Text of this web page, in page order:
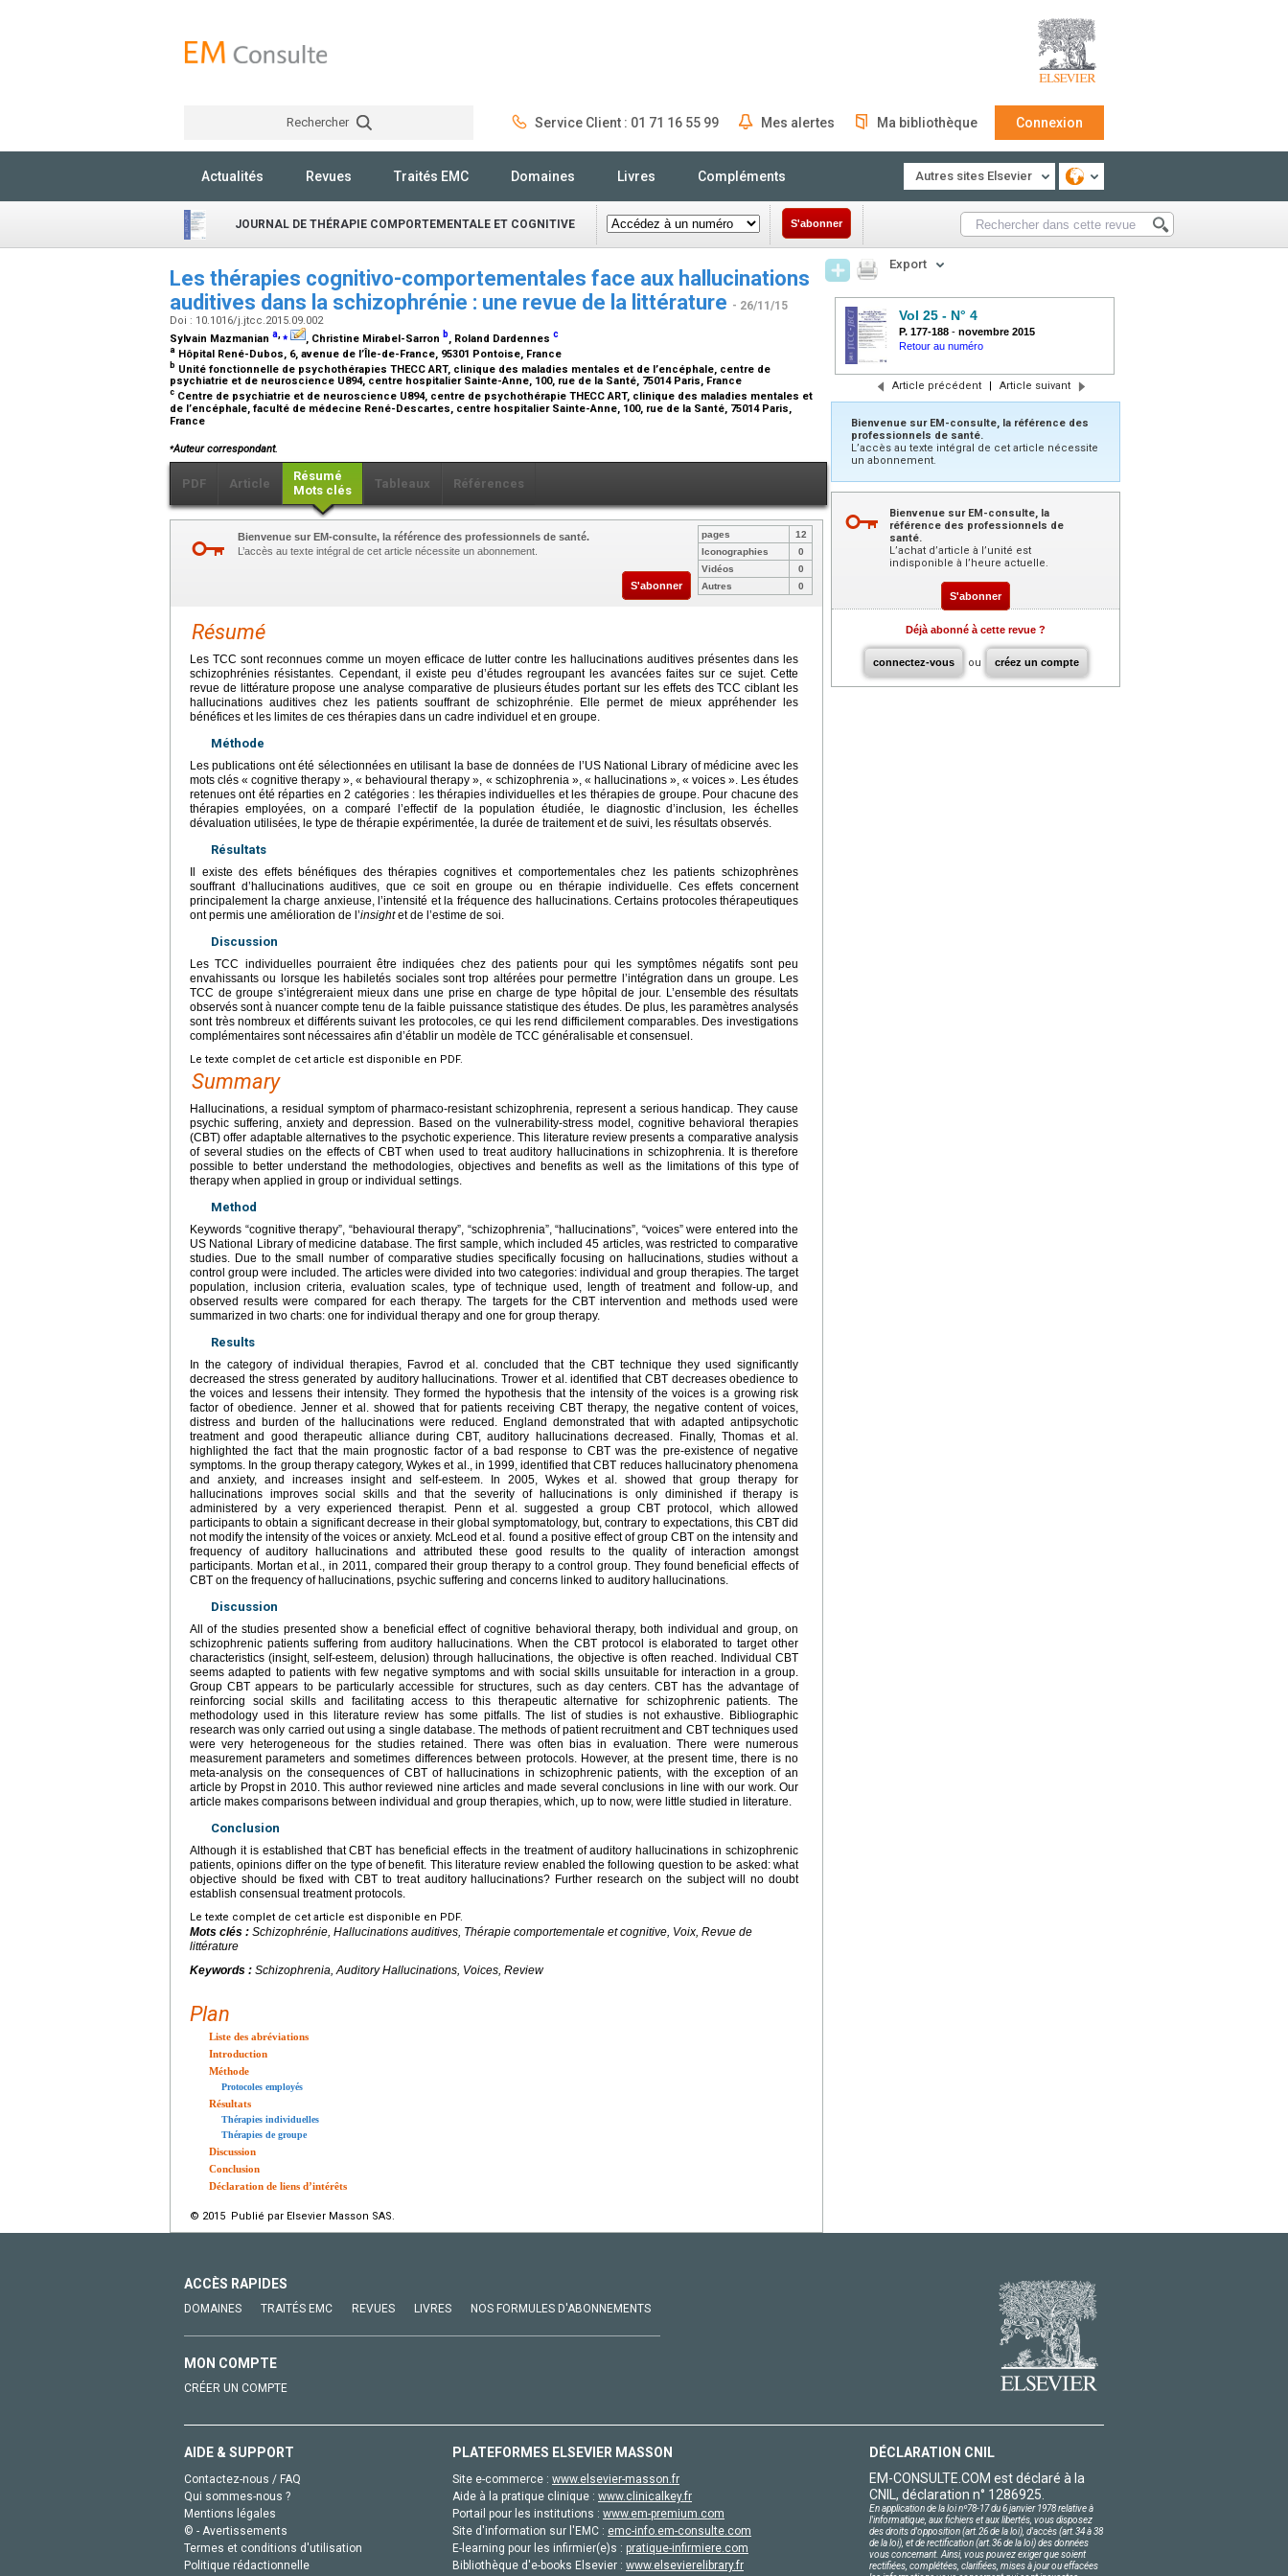
Rechercher Service Client : 01 71 16 55 99 Mes alertes Ma bibliothèque Connexion
Actualités Revues Traités EMC Domaines Livres Compléments Autres sites Elsevier
JOURNAL DE THÉRAPIE COMPORTEMENTALE ET COGNITIVE S'abonner
Les thérapies cognitivo-comportementales face aux hallucinations
auditives dans la schizophrénie : une revue de la littérature - 26/11/15
Doi : 10.1016/j.jtcc.2015.09.002
Sylvain Mazmanian a,⁎ , Christine Mirabel-Sarron b, Roland Dardennes c
a Hôpital René-Dubos, 6, avenue de l’Île-de-France, 95301 Pontoise, France
b Unité fonctionnelle de psychothérapies THECC ART, clinique des maladies mentales et de l’encéphale, centre de
psychiatrie et de neuroscience U894, centre hospitalier Sainte-Anne, 100, rue de la Santé, 75014 Paris, France
c Centre de psychiatrie et de neuroscience U894, centre de psychothérapie THECC ART, clinique des maladies mentales et
de l’encéphale, faculté de médecine René-Descartes, centre hospitalier Sainte-Anne, 100, rue de la Santé, 75014 Paris,
France
⁎Auteur correspondant.
PDF Article
Résumé
Mots clés
Tableaux Références
Bienvenue sur EM-consulte, la référence des professionnels de santé.
L’accès au texte intégral de cet article nécessite un abonnement.
S'abonner
pages
12
Iconographies
0
Vidéos
0
Autres
0
Résumé
Les TCC sont reconnues comme un moyen efficace de lutter contre les hallucinations auditives présentes dans les
schizophrénies résistantes. Cependant, il existe peu d’études regroupant les avancées faites sur ce sujet. Cette
revue de littérature propose une analyse comparative de plusieurs études portant sur les effets des TCC ciblant les
hallucinations auditives chez les patients souffrant de schizophrénie. Elle permet de mieux appréhender les
bénéfices et les limites de ces thérapies dans un cadre individuel et en groupe.
Méthode
Les publications ont été sélectionnées en utilisant la base de données de l’US National Library of médicine avec les
mots clés « cognitive therapy », « behavioural therapy », « schizophrenia », « hallucinations », « voices ». Les études
retenues ont été réparties en 2 catégories : les thérapies individuelles et les thérapies de groupe. Pour chacune des
thérapies employées, on a comparé l’effectif de la population étudiée, le diagnostic d’inclusion, les échelles
dévaluation utilisées, le type de thérapie expérimentée, la durée de traitement et de suivi, les résultats observés.
Résultats
Il existe des effets bénéfiques des thérapies cognitives et comportementales chez les patients schizophrènes
souffrant d’hallucinations auditives, que ce soit en groupe ou en thérapie individuelle. Ces effets concernent
principalement la charge anxieuse, l’intensité et la fréquence des hallucinations. Certains protocoles thérapeutiques
ont permis une amélioration de l’insightet de l’estime de soi.
Discussion
Les TCC individuelles pourraient être indiquées chez des patients pour qui les symptômes négatifs sont peu
envahissants ou lorsque les habiletés sociales sont trop altérées pour permettre l’intégration dans un groupe. Les
TCC de groupe s’intégreraient mieux dans une prise en charge de type hôpital de jour. L’ensemble des résultats
observés sont à nuancer compte tenu de la faible puissance statistique des études. De plus, les paramètres analysés
sont très nombreux et différents suivant les protocoles, ce qui les rend difficilement comparables. Des investigations
complémentaires sont nécessaires afin d’établir un modèle de TCC généralisable et consensuel.
Le texte complet de cet article est disponible en PDF.
Summary
Hallucinations, a residual symptom of pharmaco-resistant schizophrenia, represent a serious handicap. They cause
psychic suffering, anxiety and depression. Based on the vulnerability-stress model, cognitive behavioral therapies
(CBT) offer adaptable alternatives to the psychotic experience. This literature review presents a comparative analysis
of several studies on the effects of CBT when used to treat auditory hallucinations in schizophrenia. It is therefore
possible to better understand the methodologies, objectives and benefits as well as the limitations of this type of
therapy when applied in group or individual settings.
Method
Keywords “cognitive therapy”, “behavioural therapy”, “schizophrenia”, “hallucinations”, “voices” were entered into the
US National Library of medicine database. The first sample, which included 45 articles, was restricted to comparative
studies. Due to the small number of comparative studies specifically focusing on hallucinations, studies without a
control group were included. The articles were divided into two categories: individual and group therapies. The target
population, inclusion criteria, evaluation scales, type of technique used, length of treatment and follow-up, and
observed results were compared for each therapy. The targets for the CBT intervention and methods used were
summarized in two charts: one for individual therapy and one for group therapy.
Results
In the category of individual therapies, Favrod et al. concluded that the CBT technique they used significantly
decreased the stress generated by auditory hallucinations. Trower et al. identified that CBT decreases obedience to
the voices and lessens their intensity. They formed the hypothesis that the intensity of the voices is a growing risk
factor of obedience. Jenner et al. showed that for patients receiving CBT therapy, the negative content of voices,
distress and burden of the hallucinations were reduced. England demonstrated that with adapted antipsychotic
treatment and good therapeutic alliance during CBT, auditory hallucinations decreased. Finally, Thomas et al.
highlighted the fact that the main prognostic factor of a bad response to CBT was the pre-existence of negative
symptoms. In the group therapy category, Wykes et al., in 1999, identified that CBT reduces hallucinatory phenomena
and anxiety, and increases insight and self-esteem. In 2005, Wykes et al. showed that group therapy for
hallucinations improves social skills and that the severity of hallucinations is only diminished if therapy is
administered by a very experienced therapist. Penn et al. suggested a group CBT protocol, which allowed
participants to obtain a significant decrease in their global symptomatology, but, contrary to expectations, this CBT did
not modify the intensity of the voices or anxiety. McLeod et al. found a positive effect of group CBT on the intensity and
frequency of auditory hallucinations and attributed these good results to the quality of interaction amongst
participants. Mortan et al., in 2011, compared their group therapy to a control group. They found beneficial effects of
CBT on the frequency of hallucinations, psychic suffering and concerns linked to auditory hallucinations.
Discussion
All of the studies presented show a beneficial effect of cognitive behavioral therapy, both individual and group, on
schizophrenic patients suffering from auditory hallucinations. When the CBT protocol is elaborated to target other
characteristics (insight, self-esteem, delusion) through hallucinations, the objective is often reached. Individual CBT
seems adapted to patients with few negative symptoms and with social skills unsuitable for interaction in a group.
Group CBT appears to be particularly accessible for structures, such as day centers. CBT has the advantage of
reinforcing social skills and facilitating access to this therapeutic alternative for schizophrenic patients. The
methodology used in this literature review has some pitfalls. The list of studies is not exhaustive. Bibliographic
research was only carried out using a single database. The methods of patient recruitment and CBT techniques used
were very heterogeneous for the studies retained. There was often bias in evaluation. There were numerous
measurement parameters and sometimes differences between protocols. However, at the present time, there is no
meta-analysis on the consequences of CBT of hallucinations in schizophrenic patients, with the exception of an
article by Propst in 2010. This author reviewed nine articles and made several conclusions in line with our work. Our
article makes comparisons between individual and group therapies, which, up to now, were little studied in literature.
Conclusion
Although it is established that CBT has beneficial effects in the treatment of auditory hallucinations in schizophrenic
patients, opinions differ on the type of benefit. This literature review enabled the following question to be asked: what
objective should be fixed with CBT to treat auditory hallucinations? Further research on the subject will no doubt
establish consensual treatment protocols.
Le texte complet de cet article est disponible en PDF.
Mots clés : Schizophrénie, Hallucinations auditives, Thérapie comportementale et cognitive, Voix, Revue de
littérature
Keywords : Schizophrenia, Auditory Hallucinations, Voices, Review
Plan
Liste des abréviations
Introduction
Méthode
Protocoles employés
Résultats
Thérapies individuelles
Thérapies de groupe
Discussion
Conclusion
Déclaration de liens d’intérêts
© 2015 Publié par Elsevier Masson SAS.
Export
Vol 25 - N° 4
P. 177-188 - novembre 2015
Retour au numéro
Article précédent | Article suivant
Bienvenue sur EM-consulte, la référence des
professionnels de santé.
L’accès au texte intégral de cet article nécessite
un abonnement.
Bienvenue sur EM-consulte, la
référence des professionnels de
santé.
L’achat d’article à l’unité est
indisponible à l’heure actuelle.
S'abonner
Déjà abonné à cette revue ?
connectez-vous ou créez un compte
ACCÈS RAPIDES
DOMAINES TRAITÉS EMC REVUES LIVRES NOS FORMULES D'ABONNEMENTS
MON COMPTE
CRÉER UN COMPTE
AIDE & SUPPORT
Contactez-nous / FAQ
Qui sommes-nous ?
Mentions légales
© - Avertissements
Termes et conditions d'utilisation
Politique rédactionnelle
PLATEFORMES ELSEVIER MASSON
Site e-commerce : www.elsevier-masson.fr
Aide à la pratique clinique : www.clinicalkey.fr
Portail pour les institutions : www.em-premium.com
Site d'information sur l'EMC : emc-info.em-consulte.com
E-learning pour les infirmier(e)s : pratique-infirmiere.com
Bibliothèque d'e-books Elsevier : www.elsevierelibrary.fr
DÉCLARATION CNIL
EM-CONSULTE.COM est déclaré à la
CNIL, déclaration n° 1286925.
En application de la loi nº78-17 du 6 janvier 1978 relative à
l'informatique, aux fichiers et aux libertés, vous disposez
des droits d'opposition (art.26 de la loi), d'accès (art.34 à 38
de la loi), et de rectification (art.36 de la loi) des données
vous concernant. Ainsi, vous pouvez exiger que soient
rectifiées, complétées, clarifiées, mises à jour ou effacées